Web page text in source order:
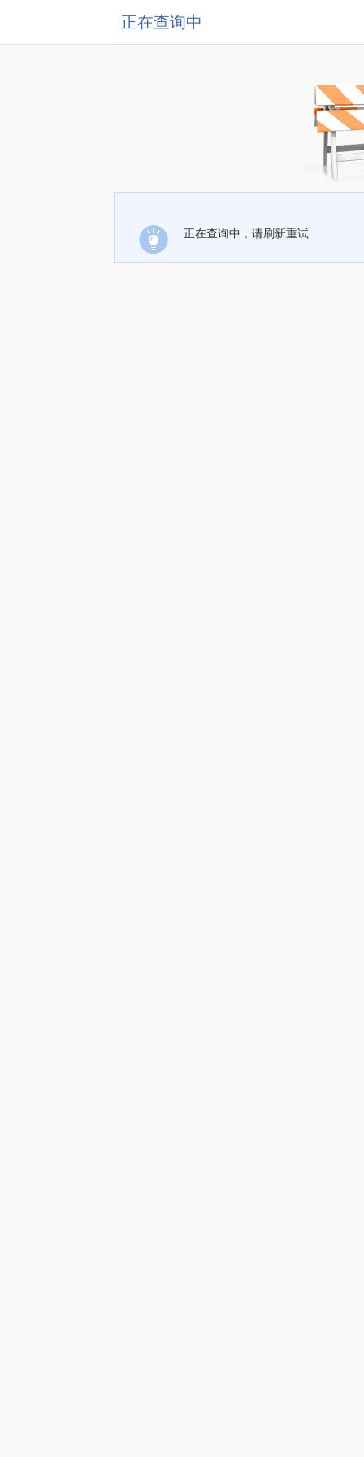
正在查询中
正在查询中，请刷新重试